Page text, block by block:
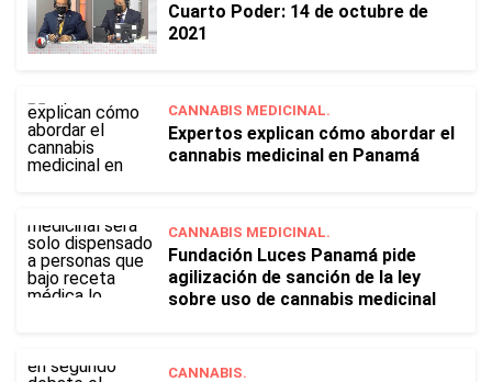
Cuarto Poder: 14 de octubre de
2021
CANNABIS MEDICINAL.
Expertos explican cómo abordar el
cannabis medicinal en Panamá
CANNABIS MEDICINAL.
Fundación Luces Panamá pide
agilización de sanción de la ley
sobre uso de cannabis medicinal
CANNABIS.